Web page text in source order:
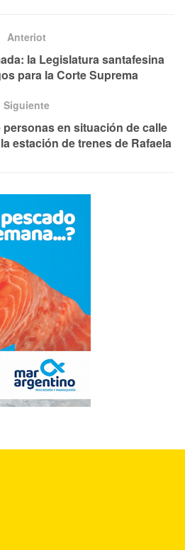
Anteriot
la Legislatura santafesina
para la Corte Suprema
Siguiente
en situación de calle
estación de trenes de Rafaela